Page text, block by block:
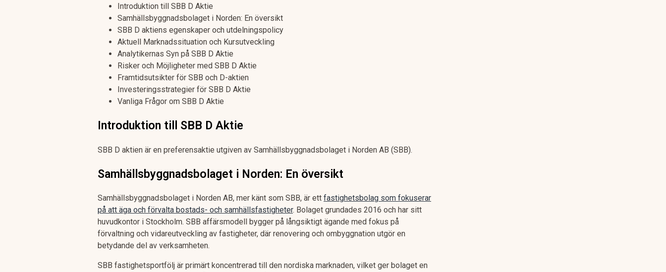
Introduktion till SBB D Aktie
Samhällsbyggnadsbolaget i Norden: En översikt
SBB D aktiens egenskaper och utdelningspolicy
Aktuell Marknadssituation och Kursutveckling
Analytikernas Syn på SBB D Aktie
Risker och Möjligheter med SBB D Aktie
Framtidsutsikter för SBB och D-aktien
Investeringsstrategier för SBB D Aktie
Vanliga Frågor om SBB D Aktie
Introduktion till SBB D Aktie
SBB D aktien är en preferensaktie utgiven av Samhällsbyggnadsbolaget i Norden AB (SBB).
Samhällsbyggnadsbolaget i Norden: En översikt
Samhällsbyggnadsbolaget i Norden AB, mer känt som SBB, är ett fastighetsbolag som fokuserar
på att äga och förvalta bostads- och samhällsfastigheter. Bolaget grundades 2016 och har sitt
huvudkontor i Stockholm. SBB affärsmodell bygger på långsiktigt ägande med fokus på
förvaltning och vidareutveckling av fastigheter, där renovering och ombyggnation utgör en
betydande del av verksamheten.
SBB fastighetsportfölj är primärt koncentrerad till den nordiska marknaden, vilket ger bolaget en